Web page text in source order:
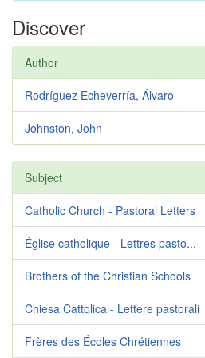
Discover
Author
Rodríguez Echeverría, Álvaro
Johnston, John
Subject
Catholic Church - Pastoral Letters
Église catholique - Lettres pasto...
Brothers of the Christian Schools
Chiesa Cattolica - Lettere pastorali
Frères des Écoles Chrétiennes